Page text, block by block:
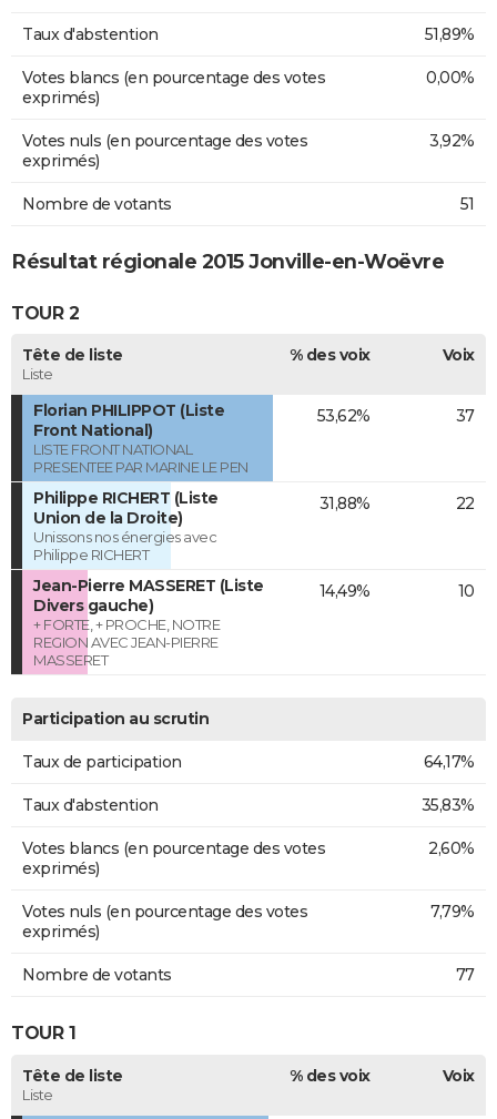
Taux d'abstention 51,89%
Votes blancs (en pourcentage des votes
exprimés)
0,00%
Votes nuls (en pourcentage des votes
exprimés)
3,92%
Nombre de votants 51
Résultat régionale 2015 Jonville-en-Woëvre
TOUR 2
Tête de liste
Liste
% des voix Voix
Florian PHILIPPOT (Liste
Front National)
LISTE FRONT NATIONAL
PRESENTEE PAR MARINE LE PEN
53,62% 37
Philippe RICHERT (Liste
Union de la Droite)
Unissons nos énergies avec
Philippe RICHERT
31,88% 22
Jean-Pierre MASSERET (Liste
Divers gauche)
+ FORTE, + PROCHE, NOTRE
REGION AVEC JEAN-PIERRE
MASSERET
14,49% 10
Participation au scrutin
Taux de participation 64,17%
Taux d'abstention 35,83%
Votes blancs (en pourcentage des votes
exprimés)
2,60%
Votes nuls (en pourcentage des votes
exprimés)
7,79%
Nombre de votants 77
TOUR 1
Tête de liste
Liste
% des voix Voix